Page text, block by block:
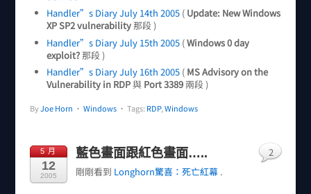
Handler”s Diary July 14th 2005( Update: New Windows
XP SP2 vulnerability那段 )
Handler”s Diary July 15th 2005(Windows 0 day
exploit?那段 )
Handler”s Diary July 16th 2005( MS Advisory on the
Vulnerability in RDP與 Port 3389兩段 )
ByJoe Horn • Windows • Tags: RDP,Windows
5 月
12
2005
藍色畫面跟紅色畫面…..
剛剛看到 Longhorn驚喜：死亡紅幕.
2